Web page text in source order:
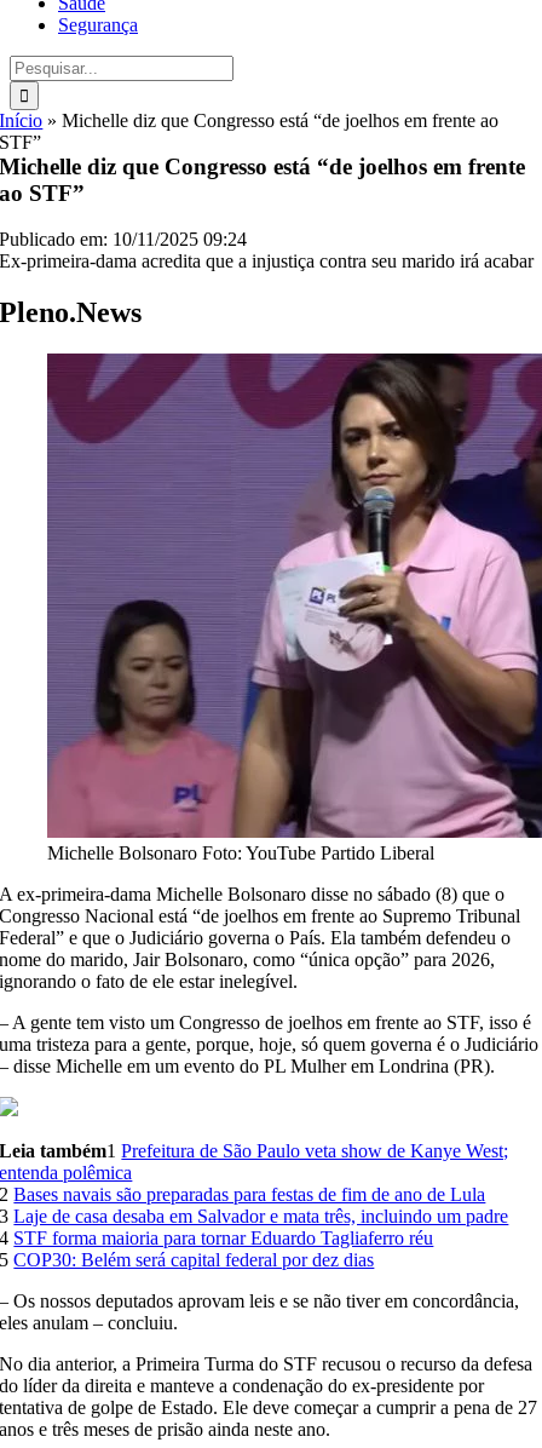
Segurança
Buscar
resultados
para:
Início »Michelle diz que Congresso está “de joelhos em frente ao
STF”
Michelle diz que Congresso está “de joelhos em frente
ao STF”
Publicado em: 10/11/2025 09:24
Ex-primeira-dama acredita que a injustiça contra seu marido irá acabar
Pleno.News
Michelle BolsonaroFoto: YouTube Partido Liberal
A ex-primeira-dama Michelle Bolsonaro disse no sábado (8) que o
Congresso Nacional está “de joelhos em frente ao Supremo Tribunal
Federal” e que o Judiciário governa o País. Ela também defendeu o
nome do marido, Jair Bolsonaro, como “única opção” para 2026,
ignorando o fato de ele estar inelegível.
– A gente tem visto um Congresso de joelhos em frente ao STF, isso é
uma tristeza para a gente, porque, hoje, só quem governa é o Judiciário
– disse Michelle em um evento do PL Mulher em Londrina (PR).
Leia também1 Prefeitura de São Paulo veta show de Kanye West;
entenda polêmica
2 Bases navais são preparadas para festas de fim de ano de Lula
3 Laje de casa desaba em Salvador e mata três, incluindo um padre
4 STF forma maioria para tornar Eduardo Tagliaferro réu
5 COP30: Belém será capital federal por dez dias
– Os nossos deputados aprovam leis e se não tiver em concordância,
eles anulam – concluiu.
No dia anterior, a Primeira Turma do STF recusou o recurso da defesa
do líder da direita e manteve a condenação do ex-presidente por
tentativa de golpe de Estado. Ele deve começar a cumprir a pena de 27
anos e três meses de prisão ainda neste ano.